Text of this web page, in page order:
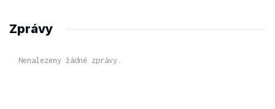
Zprávy
Nenalezeny žádné zprávy.